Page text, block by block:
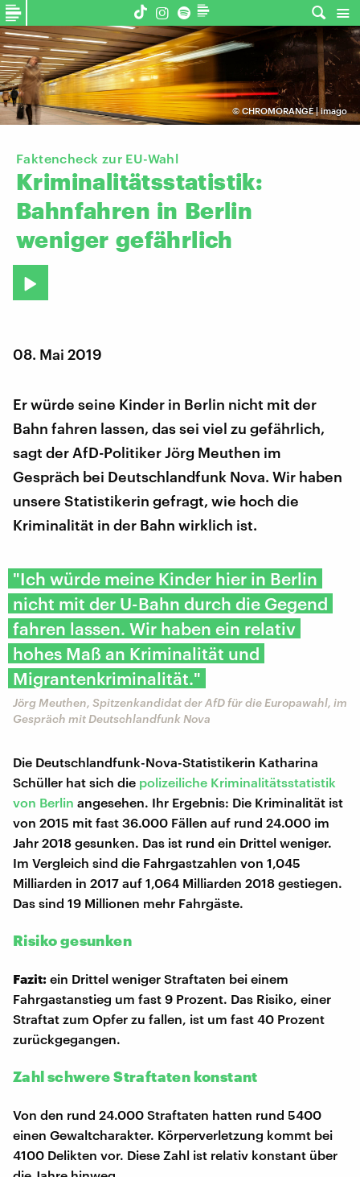
©CHROMORANGE | imago
Faktencheck zur EU-Wahl
Kriminalitätsstatistik:
Bahnfahren in Berlin
weniger gefährlich
08. Mai 2019
Er würde seine Kinder in Berlin nicht mit der
Bahn fahren lassen, das sei viel zu gefährlich,
sagt der AfD-Politiker Jörg Meuthen im
Gespräch bei Deutschlandfunk Nova. Wir haben
unsere Statistikerin gefragt, wie hoch die
Kriminalität in der Bahn wirklich ist.
"Ich würde meine Kinder hier in Berlin
nicht mit der U-Bahn durch die Gegend
fahren lassen. Wir haben ein relativ
hohes Maß an Kriminalität und
Migrantenkriminalität."
Jörg Meuthen, Spitzenkandidat der AfD für die Europawahl, im
Gespräch mit Deutschlandfunk Nova
Die Deutschlandfunk-Nova-Statistikerin Katharina
Schüller hat sich die polizeiliche Kriminalitätsstatistik
von Berlin angesehen. Ihr Ergebnis: Die Kriminalität ist
von 2015 mit fast 36.000 Fällen auf rund 24.000 im
Jahr 2018 gesunken. Das ist rund ein Drittel weniger.
Im Vergleich sind die Fahrgastzahlen von 1,045
Milliarden in 2017 auf 1,064 Milliarden 2018 gestiegen.
Das sind 19 Millionen mehr Fahrgäste.
Risiko gesunken
Fazit: ein Drittel weniger Straftaten bei einem
Fahrgastanstieg um fast 9 Prozent. Das Risiko, einer
Straftat zum Opfer zu fallen, ist um fast 40 Prozent
zurückgegangen.
Zahl schwere Straftaten konstant
Von den rund 24.000 Straftaten hatten rund 5400
einen Gewaltcharakter. Körperverletzung kommt bei
4100 Delikten vor. Diese Zahl ist relativ konstant über